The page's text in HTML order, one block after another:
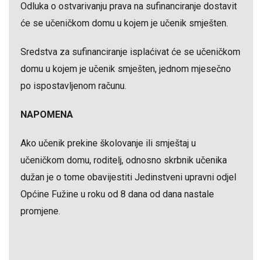
Odluka o ostvarivanju prava na sufinanciranje dostavit
će se učeničkom domu u kojem je učenik smješten.
Sredstva za sufinanciranje isplaćivat će se učeničkom
domu u kojem je učenik smješten, jednom mjesečno
po ispostavljenom računu.
NAPOMENA
Ako učenik prekine školovanje ili smještaj u
učeničkom domu, roditelj, odnosno skrbnik učenika
dužan je o tome obavijestiti Jedinstveni upravni odjel
Općine Fužine u roku od 8 dana od dana nastale
promjene.